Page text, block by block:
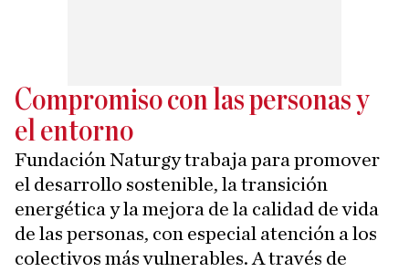
Compromiso con las personas y
el entorno
Fundación Naturgy trabaja para promover
el desarrollo sostenible, la transición
energética y la mejora de la calidad de vida
de las personas, con especial atención a los
colectivos más vulnerables. A través de